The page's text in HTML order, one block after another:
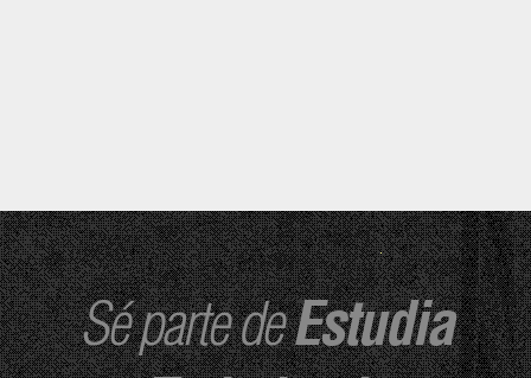
Sé parte deEstudia